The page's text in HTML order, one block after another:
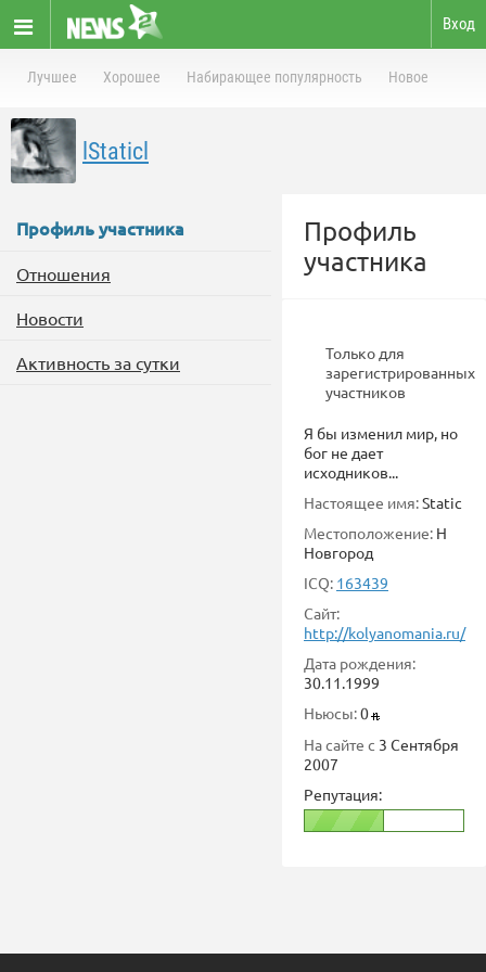
Вход
Лучшее Хорошее Набирающее популярность Новое
lStaticl
Профиль участника
Отношения
Новости
Активность за сутки
Профиль
участника
Только для
зарегистрированных
участников
Я бы изменил мир, но
бог не дает
исходников...
Настоящее имя:Static
Местоположение: Н
Новгород
ICQ: 163439
Сайт:
http://kolyanomania.ru/
Дата рождения:
30.11.1999
Ньюсы:0
На сайте с 3 Сентября
2007
Репутация: